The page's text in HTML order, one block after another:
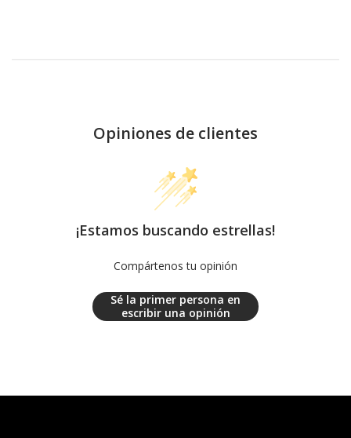
Opiniones de clientes
¡Estamos buscando estrellas!
Compártenos tu opinión
Sé la primer persona en
escribir una opinión